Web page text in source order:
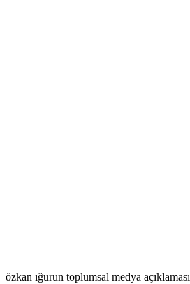
özkan ığurun toplumsal medya açıklaması